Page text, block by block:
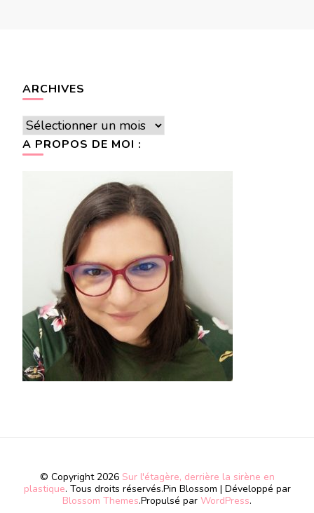
ARCHIVES
Archives
A PROPOS DE MOI :
© Copyright 2026 Sur l'étagère, derrière la sirène en
plastique. Tous droits réservés.Pin Blossom | Développé par
Blossom Themes.Propulsé par WordPress.